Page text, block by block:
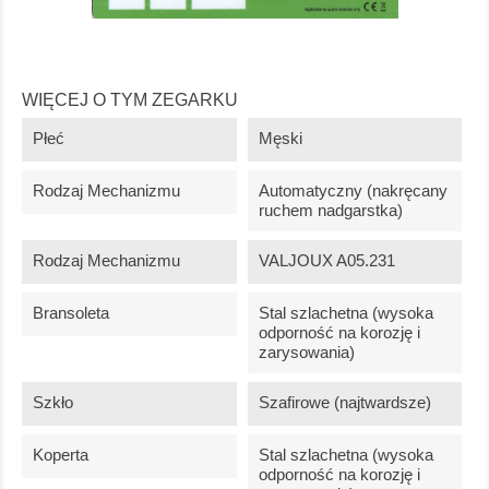
WIĘCEJ O TYM ZEGARKU
Płeć Męski
Rodzaj Mechanizmu
Automatyczny (nakręcany
ruchem nadgarstka)
Rodzaj Mechanizmu VALJOUX A05.231
Bransoleta
Stal szlachetna (wysoka
odporność na korozję i
zarysowania)
Szkło Szafirowe (najtwardsze)
Koperta
Stal szlachetna (wysoka
odporność na korozję i